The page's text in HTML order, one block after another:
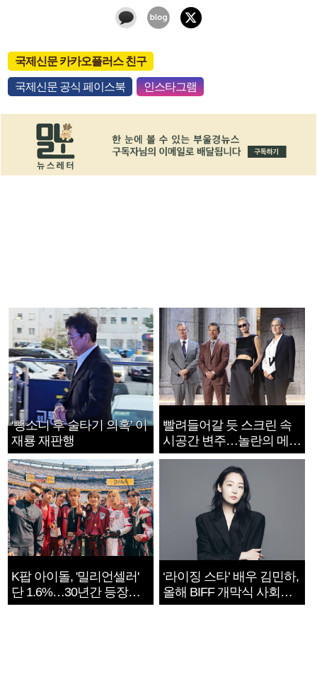
국제신문 카카오플러스 친구
국제신문 공식 페이스북 인스타그램
‘뺑소니 후 술타기 의혹’ 이
재룡 재판행
빨려들어갈 듯 스크린 속
시공간 변주…놀란의 메시
지는 ‘전쟁 속죄’
K팝 아이돌, '밀리언셀러'
단 1.6%…30년간 등장
1182개팀 전수조사
‘라이징 스타’ 배우 김민하,
올해 BIFF 개막식 사회자
확정